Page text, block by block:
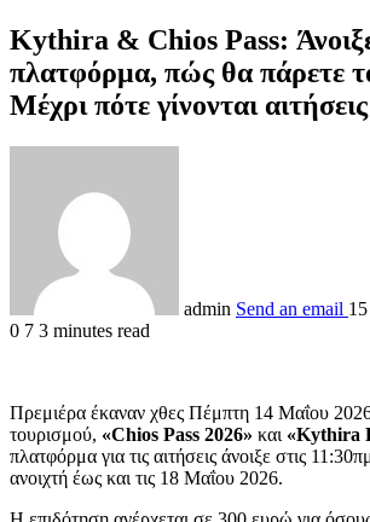
Kythira & Chios Pass:
πλατφόρμα, πώς θα πάρετε
Μέχρι πότε γίνονται αιτήσεις
admin Send an email
0 7 3 minutes read
Πρεμιέρα έκαναν χθες Πέμπτη 14 Μαΐου
τουρισμού, «Chios Pass 2026» και «Kythira
πλατφόρμα για τις αιτήσεις άνοιξε στις
ανοιχτή έως και τις 18 Μαΐου 2026.